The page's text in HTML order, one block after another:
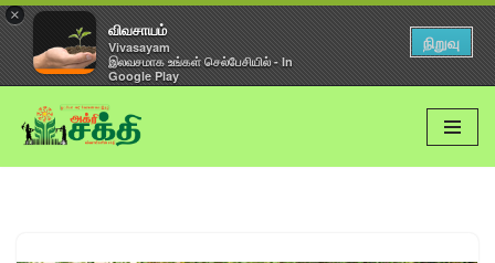
×
விவசாயம்
Vivasayam
இலவசமாக உங்கள் செல்பேசியில் - In
Google Play
நிறுவு
Skip
to